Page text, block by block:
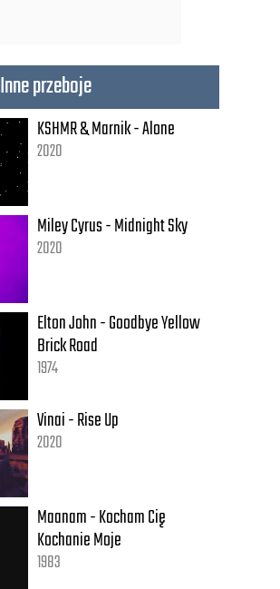
Inne przeboje
KSHMR & Marnik - Alone
2020
Miley Cyrus - Midnight Sky
2020
Elton John - Goodbye Yellow
Brick Road
1974
Vinai - Rise Up
2020
Maanam - Kocham Cię
Kochanie Moje
1983